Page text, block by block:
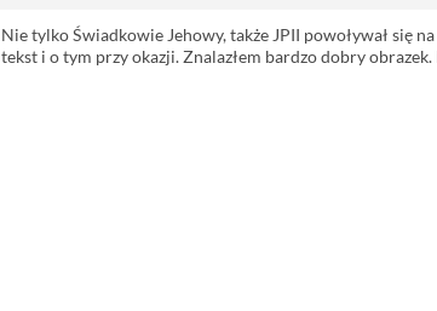
Nie tylko Świadkowie Jehowy, także JPII powoływał się
tekst i o tym przy okazji. Znalazłem bardzo dobry